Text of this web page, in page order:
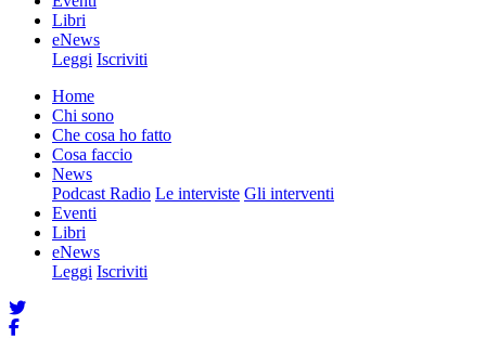
Libri
eNews
Leggi Iscriviti
Home
Chi sono
Che cosa ho fatto
Cosa faccio
News
Podcast Radio Le interviste Gli interventi
Eventi
Libri
eNews
Leggi Iscriviti